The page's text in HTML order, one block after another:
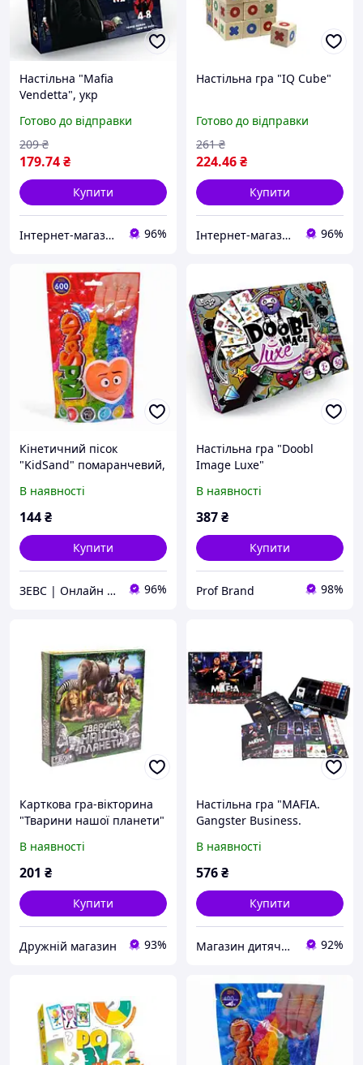
Настільна "Mafia
Vendetta", укр
Готово до відправки
179.74₴
209 ₴
Купити
Інтернет-магазин "NOWA" - товари для всієї родини! 96%
Настільна гра "IQ Cube"
Готово до відправки
224.46₴
261 ₴
Купити
Інтернет-магазин "NOWA" - товари для всієї родини! 96%
Кінетичний пісок
"KidSand" помаранчевий,
В наявності
144₴
Купити
ЗЕВС | Онлайн Гипермаркет 96%
Настільна гра "Doobl
Image Luxe"
В наявності
387₴
Купити
Prof Brand 98%
Карткова гра-вікторина
"Тварини нашої планети"
В наявності
201 ₴
Купити
Дружній магазин 93%
Настільна гра "MAFIA.
Gangster Business.
В наявності
576₴
Купити
Магазин дитячого одягу та взуття Ma'Linka 92%